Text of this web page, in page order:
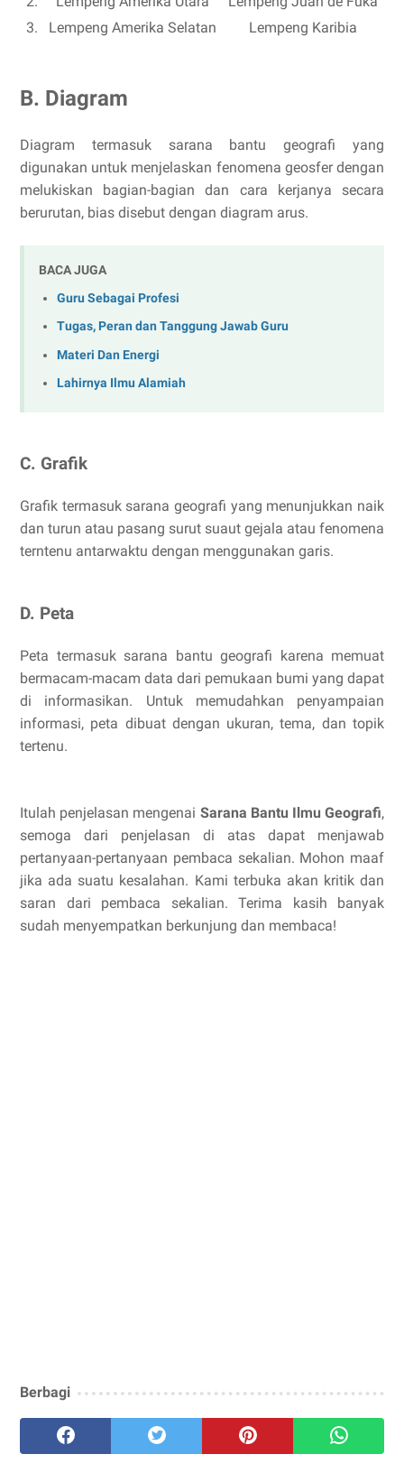
3.
Lempeng Amerika Selatan Lempeng Karibia
B. Diagram
Diagram termasuk sarana bantu geografi yang
digunakan untuk menjelaskan fenomena geosfer dengan
melukiskan bagian-bagian dan cara kerjanya secara
berurutan, bias disebut dengan diagram arus.
BACA JUGA
Guru Sebagai Profesi
Tugas, Peran dan Tanggung Jawab Guru
Materi Dan Energi
Lahirnya Ilmu Alamiah
C. Grafik
Grafik termasuk sarana geografi yang menunjukkan naik
dan turun atau pasang surut suaut gejala atau fenomena
terntenu antarwaktu dengan menggunakan garis.
D. Peta
Peta termasuk sarana bantu geografi karena memuat
bermacam-macam data dari pemukaan bumi yang dapat
di informasikan. Untuk memudahkan penyampaian
informasi, peta dibuat dengan ukuran, tema, dan topik
tertenu.
Itulah penjelasan mengenai Sarana Bantu Ilmu Geografi,
semoga dari penjelasan di atas dapat menjawab
pertanyaan-pertanyaan pembaca sekalian. Mohon maaf
jika ada suatu kesalahan. Kami terbuka akan kritik dan
saran dari pembaca sekalian. Terima kasih banyak
sudah menyempatkan berkunjung dan membaca!
Berbagi